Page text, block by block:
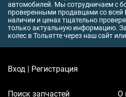
автомобилей. Мы сотрудничаем с
проверенными продавцами со всей
наличии и ценах тщательно
только актуальную информацию.
колес в Тольятте через наш сайт
Вход | Регистрация
Поиск запчастей О